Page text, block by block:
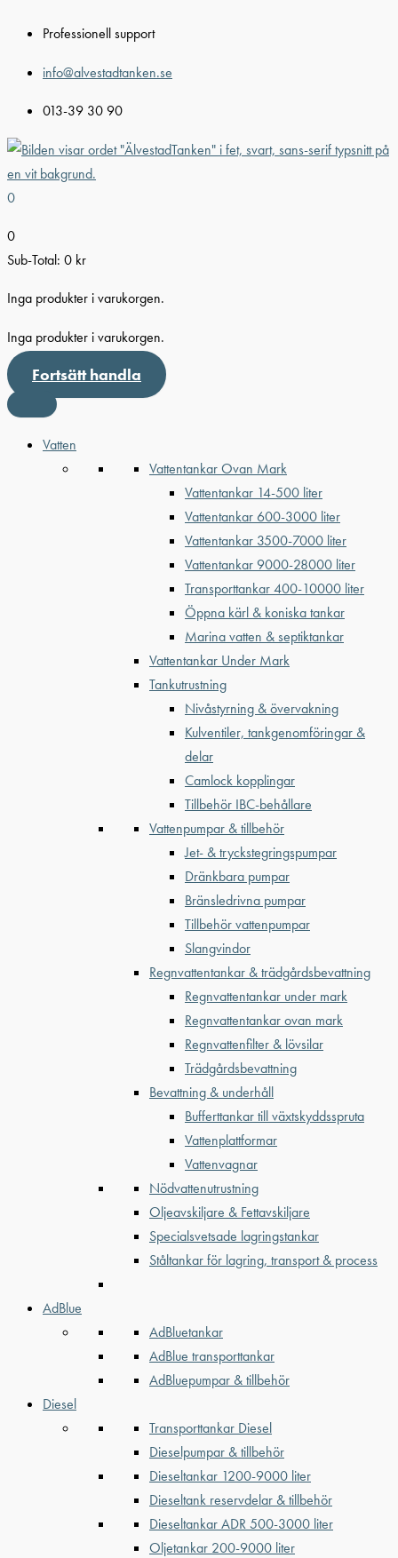
innehåll
Professionell support
info@alvestadtanken.se
013-39 30 90
0
0
Sub-Total: 0 kr
Inga produkter i varukorgen.
Inga produkter i varukorgen.
Fortsätt handla
Vatten
Vattentankar Ovan Mark
Vattentankar 14-500 liter
Vattentankar 600-3000 liter
Vattentankar 3500-7000 liter
Vattentankar 9000-28000 liter
Transporttankar 400-10000 liter
Öppna kärl & koniska tankar
Marina vatten & septiktankar
Vattentankar Under Mark
Tankutrustning
Nivåstyrning & övervakning
Kulventiler, tankgenomföringar &
delar
Camlock kopplingar
Tillbehör IBC-behållare
Vattenpumpar & tillbehör
Jet- & tryckstegringspumpar
Dränkbara pumpar
Bränsledrivna pumpar
Tillbehör vattenpumpar
Slangvindor
Regnvattentankar & trädgårdsbevattning
Regnvattentankar under mark
Regnvattentankar ovan mark
Regnvattenfilter & lövsilar
Trädgårdsbevattning
Bevattning & underhåll
Bufferttankar till växtskyddsspruta
Vattenplattformar
Vattenvagnar
Nödvattenutrustning
Oljeavskiljare & Fettavskiljare
Specialsvetsade lagringstankar
Ståltankar för lagring, transport & process
AdBlue
AdBluetankar
AdBlue transporttankar
AdBluepumpar & tillbehör
Diesel
Transporttankar Diesel
Dieselpumpar & tillbehör
Dieseltankar 1200-9000 liter
Dieseltank reservdelar & tillbehör
Dieseltankar ADR 500-3000 liter
Oljetankar 200-9000 liter